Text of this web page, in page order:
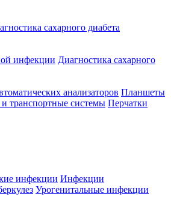
сахарного диабета
инфекции Диагностика сахарного
анализаторов Планшеты
транспортные системы Перчатки
инфекции Инфекции
Урогенитальные инфекции